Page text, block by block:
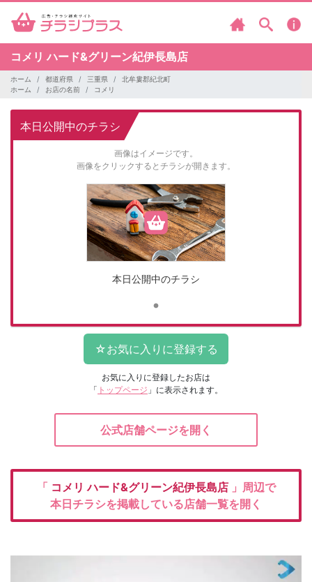
コメリハード&グリーン紀伊長島店
ホーム 都道府県 三重県
北牟婁郡紀北町
ホーム
お店の名前 コメリ
本日公開中のチラシ
画像はイメージです。
画像をクリックするとチラシが開きます。
本日公開中のチラシ
お気に入りに登録したお店は
「 トップページ 」に表示されます。
公式店舗ページを開く
「 コメリハード&グリーン紀伊長島店 」周辺で
本日チラシを掲載している店舗一覧を開く